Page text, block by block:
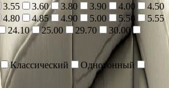
3.55 3.60 3.80 3.90 4.00
4.50
4.80 4.85 4.90 5.00 5.50
5.55
24.10 25.00 29.70
30.00
Классический
Однотонный